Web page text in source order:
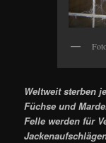
Weltweit sterben
Füchse und
Felle werden für